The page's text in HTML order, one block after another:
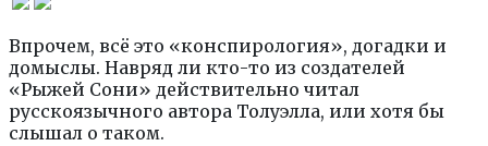
Впрочем, всё это «конспирология», догадки и
домыслы. Навряд ли кто-то из создателей
«Рыжей Сони» действительно читал
русскоязычного автора Толуэлла, или хотя бы
слышал о таком.